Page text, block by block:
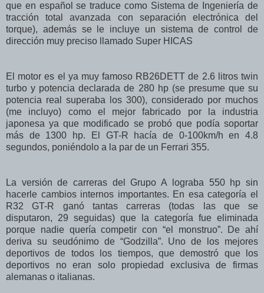
que en español se traduce como Sistema de Ingeniería de
tracción total avanzada con separación electrónica del
torque), además se le incluye un sistema de control de
dirección muy preciso llamado Super HICAS
El motor es el ya muy famoso RB26DETT de 2.6 litros twin
turbo y potencia declarada de 280 hp (se presume que su
potencia real superaba los 300), considerado por muchos
(me incluyo) como el mejor fabricado por la industria
japonesa ya que modificado se probó que podía soportar
más de 1300 hp. El GT-R hacía de 0-100km/h en 4.8
segundos, poniéndolo a la par de un Ferrari 355.
La versión de carreras del Grupo A lograba 550 hp sin
hacerle cambios internos importantes. En esa categoría el
R32 GT-R ganó tantas carreras (todas las que se
disputaron, 29 seguidas) que la categoría fue eliminada
porque nadie quería competir con “el monstruo”. De ahí
deriva su seudónimo de “Godzilla”. Uno de los mejores
deportivos de todos los tiempos, que demostró que los
deportivos no eran solo propiedad exclusiva de firmas
alemanas o italianas.